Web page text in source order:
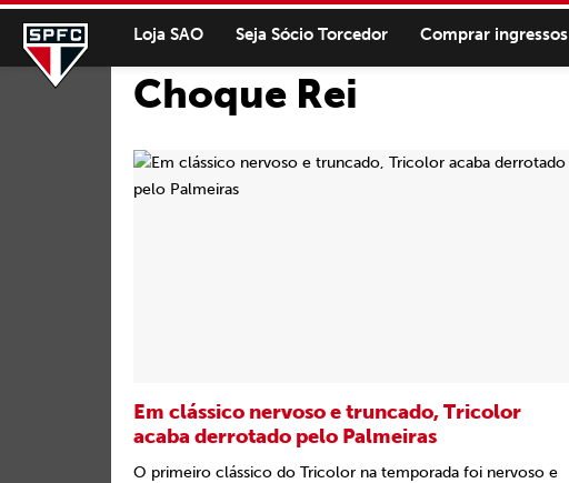
Loja SAO Seja Sócio Torcedor Comprar ingressos
Choque Rei
Em clássico nervoso e truncado, Tricolor
acaba derrotado pelo Palmeiras
O primeiro clássico do Tricolor na temporada foi nervoso e